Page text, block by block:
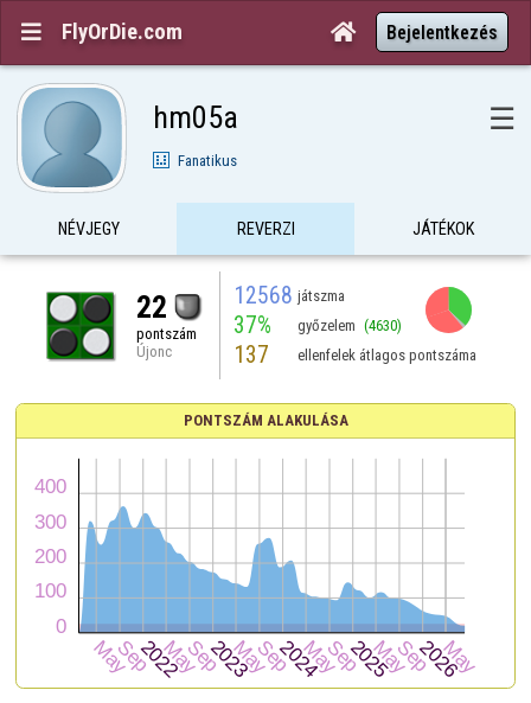
 FlyOrDie.com  Bejelentkezés
hm05a ☰
Fanatikus
NÉVJEGY REVERZI JÁTÉKOK
22
pontszám
Újonc
12568 játszma
37% győzelem (4630)
137 ellenfelek átlagos pontszáma
PONTSZÁM ALAKULÁSA